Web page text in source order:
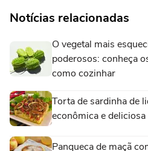
Notícias relacionadas
O vegetal mais
poderosos: conheça
como cozinhar
Torta de sardinha de
econômica e deliciosa
Panqueca de maçã